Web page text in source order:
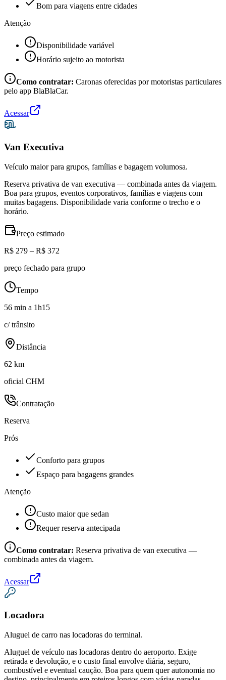
Bom para viagens entre cidades
Atenção
Disponibilidade variável
Horário sujeito ao motorista
Como contratar: Caronas oferecidas por motoristas particulares
pelo app BlaBlaCar.
Acessar
Van Executiva
Veículo maior para grupos, famílias e bagagem volumosa.
Reserva privativa de van executiva — combinada antes da viagem.
Boa para grupos, eventos corporativos, famílias e viagens com
muitas bagagens. Disponibilidade varia conforme o trecho e o
horário.
Preço estimado
R$ 279 – R$ 372
preço fechado para grupo
Tempo
56 min a 1h15
c/ trânsito
Distância
62 km
oficial CHM
Contratação
Reserva
Prós
Conforto para grupos
Espaço para bagagens grandes
Atenção
Custo maior que sedan
Requer reserva antecipada
Como contratar: Reserva privativa de van executiva —
combinada antes da viagem.
Acessar
Locadora
Aluguel de carro nas locadoras do terminal.
Aluguel de veículo nas locadoras dentro do aeroporto. Exige
retirada e devolução, e o custo final envolve diária, seguro,
combustível e eventual caução. Boa para quem quer autonomia no